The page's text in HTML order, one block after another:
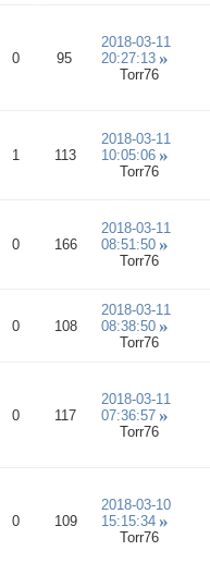
0 95
2018-03-11
20:27:13
Torr76
1 113
2018-03-11
10:05:06
Torr76
0 166
2018-03-11
08:51:50
Torr76
0 108
2018-03-11
08:38:50
Torr76
0 117
2018-03-11
07:36:57
Torr76
0 109
2018-03-10
15:15:34
Torr76